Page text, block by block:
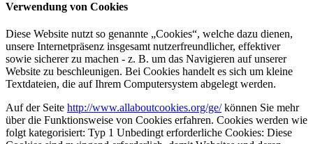
Verwendung von Cookies
Diese Website nutzt so genannte „Cookies“, welche dazu dienen,
unsere Internetpräsenz insgesamt nutzerfreundlicher, effektiver
sowie sicherer zu machen - z. B. um das Navigieren auf unserer
Website zu beschleunigen. Bei Cookies handelt es sich um kleine
Textdateien, die auf Ihrem Computersystem abgelegt werden.
Auf der Seite http://www.allaboutcookies.org/ge/können Sie mehr
über die Funktionsweise von Cookies erfahren. Cookies werden wie
folgt kategorisiert: Typ 1 Unbedingt erforderliche Cookies: Diese